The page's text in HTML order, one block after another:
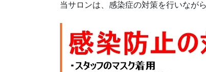
当サロンは、感染症の対策を行いなが